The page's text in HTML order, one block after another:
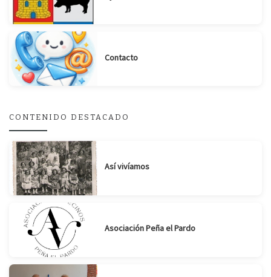
Contacto
CONTENIDO DESTACADO
Así vivíamos
Asociación Peña el Pardo